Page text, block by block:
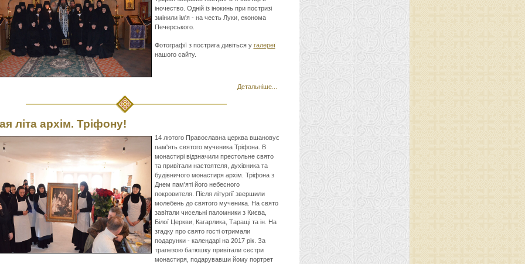
іночество. Одній із інокинь при постризі
змінили ім'я - на честь Луки, економа
Печерського.
Фотографії з пострига дивіться у галереї
нашого сайту.
Детальніше...
літа архім. Тріфону!
14 лютого Православна церква вшановує
пам'ять святого мученика Тріфона. В
монастирі відзначили престольне свято
та привітали настоятеля, духівника та
будівничого монастиря архім. Тріфона з
Днем пам'яті його небесного
покровителя. Після літургії звершили
молебень до святого мученика. На свято
завітали чисельні паломники з Києва,
Білої Церкви, Кагарлика, Таращі та ін. На
згадку про свято гості отримали
подарунки - календарі на 2017 рік. За
трапезою батюшку привітали сестри
монастиря, подарувавши йому портрет